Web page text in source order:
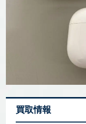
買取情報